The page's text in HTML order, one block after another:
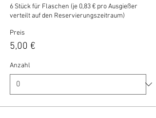
6 Stück für Flaschen (je 0,83 € pro Ausgießer
verteilt auf den Reservierungszeitraum)
Preis
5,00 €
Anzahl